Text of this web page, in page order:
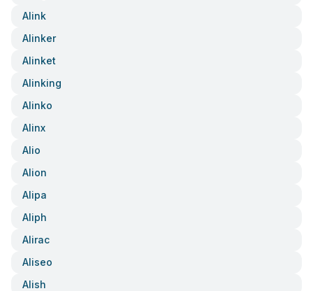
Alink
Alinker
Alinket
Alinking
Alinko
Alinx
Alio
Alion
Alipa
Aliph
Alirac
Aliseo
Alish